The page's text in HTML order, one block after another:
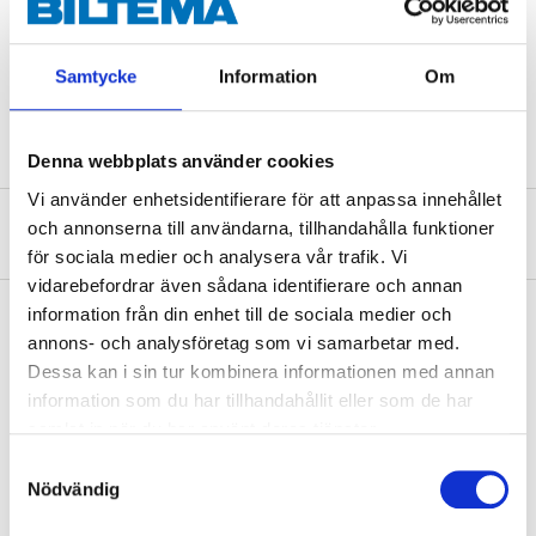
Samtycke Information Om
Denna webbplats använder cookies
Vi använder enhetsidentifierare för att anpassa innehållet
och annonserna till användarna, tillhandahålla funktioner
för sociala medier och analysera vår trafik. Vi
vidarebefordrar även sådana identifierare och annan
information från din enhet till de sociala medier och
annons- och analysföretag som vi samarbetar med.
Dessa kan i sin tur kombinera informationen med annan
information som du har tillhandahållit eller som de har
Nödvändig
Dimension
12,7 mm (bygel)
Om tillverkaren
Köp & Hämta
Köp & Hämta i ditt varuhus inom 2 timmar! För mer information om